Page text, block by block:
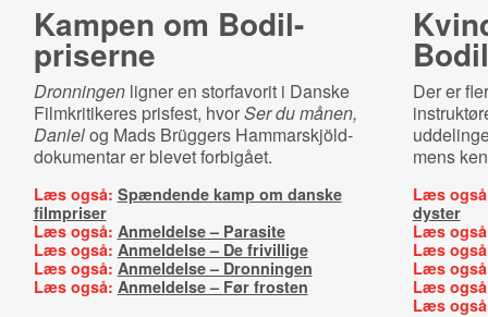
Kampen om Bodil-
priserne
Dronningen ligner en storfavorit i Danske
Filmkritikeres prisfest, hvorSer du månen,
Danielog Mads Brüggers Hammarskjöld-
dokumentar er blevet forbigået.
Læs også: Spændende kamp om danske
filmpriser
Læs også: Anmeldelse – Parasite
Læs også: Anmeldelse – De frivillige
Læs også: Anmeldelse – Dronningen
Læs også: Anmeldelse – Før frosten
Der er
mens
Læs
dyster
Læs
Læs
Læs
Læs
Læs